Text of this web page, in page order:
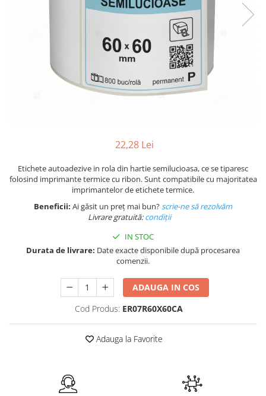
Pungi curierat
Pungi coloane de aer
Separatoare carton si coltare22,28 Lei
Etichete autoadezive in rola din hartie semilucioasa, ce se tiparesc
folosind imprimante termice cu ribon. Sunt compatibile cu majoritatea
imprimantelor de etichete termice.
Beneficii: Ai găsit un preț mai bun?scrie-ne să rezolvăm
Livrare gratuită:condiții
IN STOC
Durata de livrare: Date exacte disponibile după procesarea
comenzii.
ADAUGA IN COS
Cod Produs: ER07R60X60CA
Adauga la Favorite